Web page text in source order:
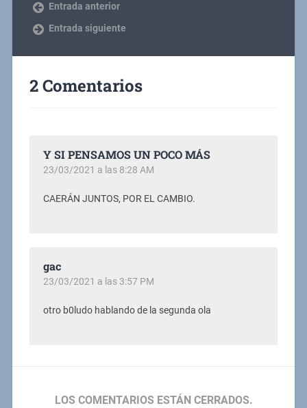
Entrada anterior
Entrada siguiente
2 Comentarios
Y SI PENSAMOS UN POCO MÁS
23/03/2021 a las 8:28 AM
CAERÁN JUNTOS, POR EL CAMBIO.
gac
23/03/2021 a las 3:57 PM
otro b0ludo hablando de la segunda ola
LOS COMENTARIOS ESTÁN CERRADOS.